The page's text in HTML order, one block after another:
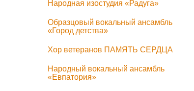
Народная изостудия «Радуга»
Образцовый вокальный ансамбль
«Город детства»
Хор ветеранов ПАМЯТЬ СЕРДЦА
Народный вокальный ансамбль
«Евпатория»